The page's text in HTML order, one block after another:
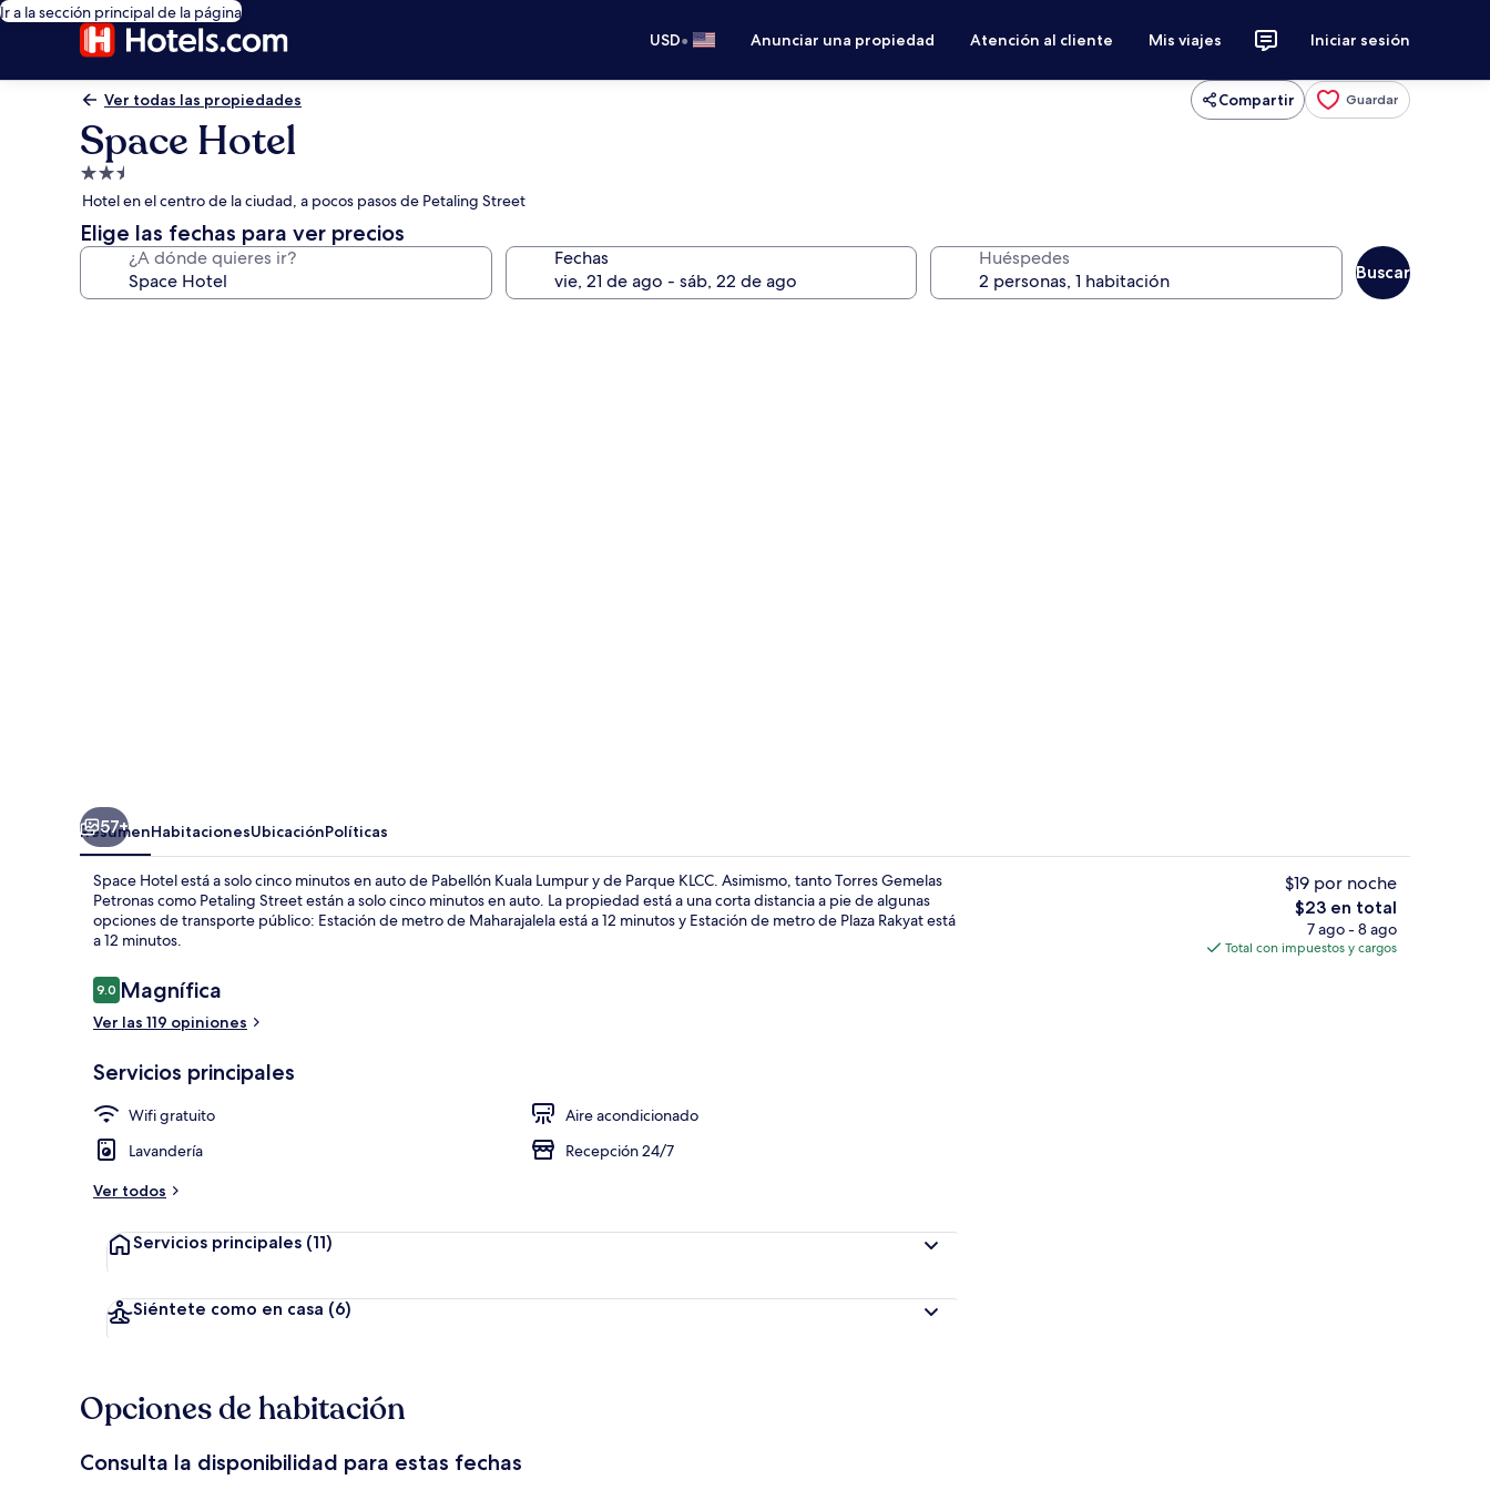
Ir a la sección principal de la página
USD• Anunciar una propiedad Atención al cliente Mis viajes Iniciar sesión
Ver todas las propiedades Compartir Guardar
Space Hotel
Propiedad
de
2.5
estrellas
Hotel en el centro de la ciudad, a pocos pasos de Petaling Street
Elige las fechas para ver precios
¿A dónde quieres ir? Fechas Huéspedes
Buscar
Servicio de la propiedad
57+
ResumenHabitacionesUbicaciónPolíticas
Space Hotel está a solo cinco minutos en auto de Pabellón Kuala Lumpur y de Parque KLCC. Asimismo, tanto Torres Gemelas
Petronas como Petaling Street están a solo cinco minutos en auto. La propiedad está a una corta distancia a pie de algunas
opciones de transporte público: Estación de metro de Maharajalela está a 12 minutos y Estación de metro de Plaza Rakyat está
a 12 minutos.
Opiniones
9.09.0 de 10,
Magnífica
Ver las 119 opiniones
Servicios principales
Wifi gratuito
Aire acondicionado
Lavandería
Recepción 24/7
Ver todos
Servicios principales (11)
Siéntete como en casa (6)
$19 por noche
El
precio
total
$23 en total
7 ago - 8 ago
Total con impuestos y cargos
Opciones de habitación
Consulta la disponibilidad para estas fechas